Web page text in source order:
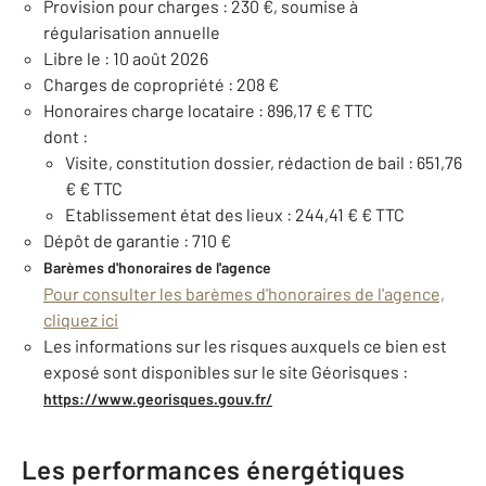
Provision pour charges : 230 €, soumise à
régularisation annuelle
Libre le : 10 août 2026
Charges de copropriété : 208 €
Honoraires charge locataire : 896,17 € € TTC
dont :
Visite, constitution dossier, rédaction de bail : 651,76
€ € TTC
Etablissement état des lieux : 244,41 € € TTC
Dépôt de garantie : 710 €
Barèmes d'honoraires de l'agence
Pour consulter les barèmes d'honoraires de l'agence,
cliquez ici
Les informations sur les risques auxquels ce bien est
exposé sont disponibles sur le site Géorisques :
https://www.georisques.gouv.fr/
Les performances énergétiques